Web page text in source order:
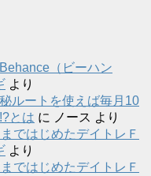
（ビーハン
より
ルートを使えば毎月10
とは に ノース より
ではじめたデイトレＦ
より
ではじめたデイトレＦ